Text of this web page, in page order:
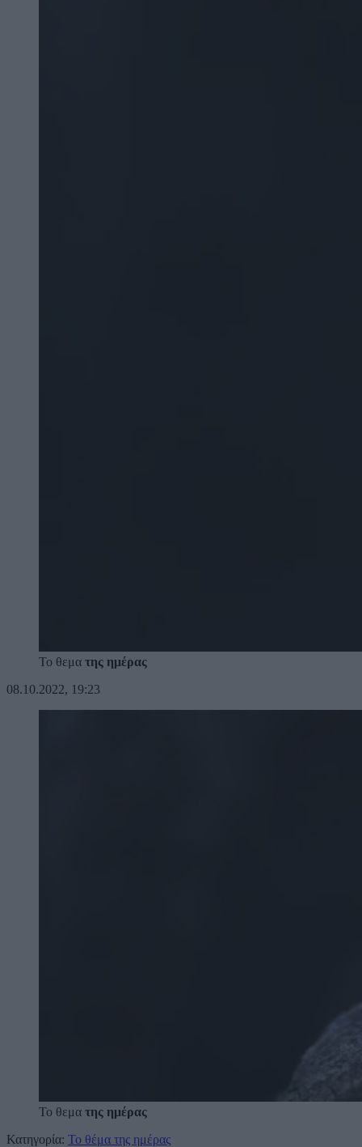
Το θεμα της ημέρας
08.10.2022, 19:23
Το θεμα της ημέρας
Κατηγορία: Το θέμα της ημέρας